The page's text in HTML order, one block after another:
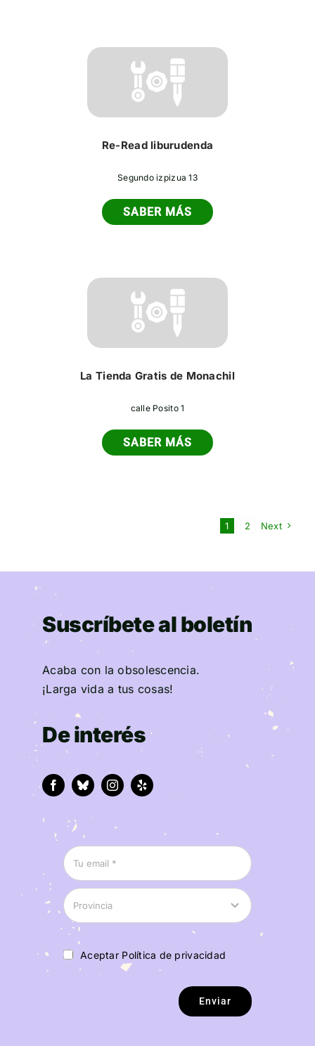
Re-Read liburudenda
Segundo izpizua 13
SABER MÁS
La Tienda Gratis de Monachil
calle Posito 1
SABER MÁS
1 2 Next
Suscríbete al boletín
Acaba con la obsolescencia.
¡Larga vida a tus cosas!
De interés
Aceptar Política de privacidad
Enviar